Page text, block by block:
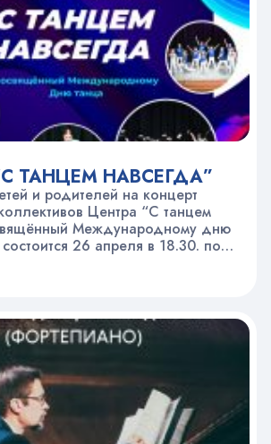
ТАНЦЕМ НАВСЕГДА”
и родителей на концерт
Центра “С танцем
Международному дню
26 апреля в 18.30. по
пер., д 3